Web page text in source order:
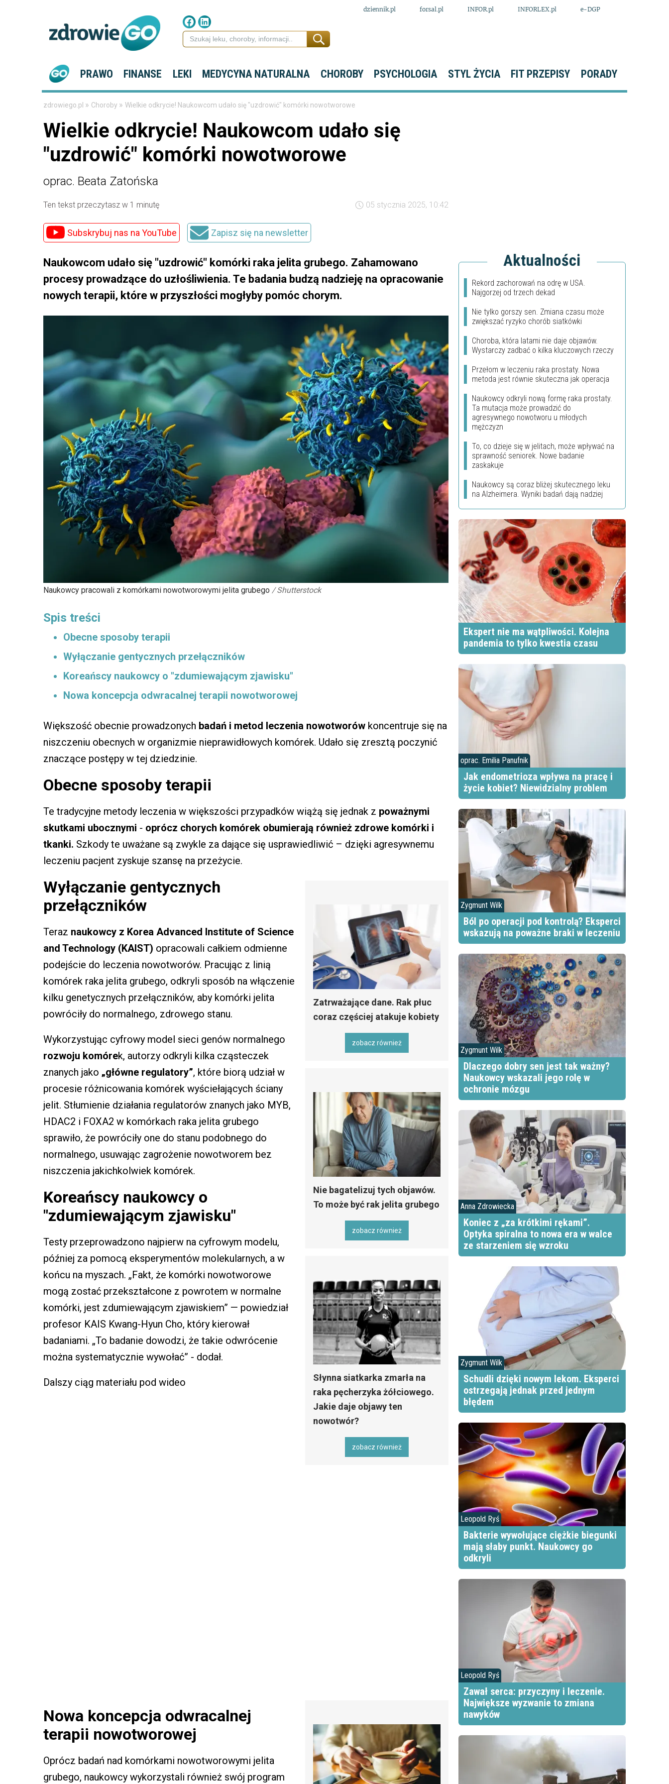
dziennik.pl forsal.pl INFOR.pl INFORLEX.pl e-DGP
PRAWO FINANSE LEKI MEDYCYNA NATURALNA CHOROBY PSYCHOLOGIA STYL ŻYCIA FIT PRZEPISY PORADY
zdrowiego.pl » Choroby » Wielkie odkrycie! Naukowcom udało się "uzdrowić" komórki nowotworowe
Wielkie odkrycie! Naukowcom udało się
"uzdrowić" komórki nowotworowe
oprac. Beata Zatońska
Ten tekst przeczytasz w 1 minutę 05 stycznia 2025, 10:42
Subskrybuj nas na YouTube Zapisz się na newsletter
Naukowcom udało się "uzdrowić" komórki raka jelita grubego. Zahamowano
procesy prowadzące do uzłośliwienia. Te badania budzą nadzieję na opracowanie
nowych terapii, które w przyszłości mogłyby pomóc chorym.
Naukowcy pracowali z komórkami nowotworowymi jelita grubego / Shutterstock
Spis treści
Obecne sposoby terapii
Wyłączanie gentycznych przełączników
Koreańscy naukowcy o "zdumiewającym zjawisku"
Nowa koncepcja odwracalnej terapii nowotworowej
Większość obecnie prowadzonych badań i metod leczenia nowotworów koncentruje się na
niszczeniu obecnych w organizmie nieprawidłowych komórek. Udało się zresztą poczynić
znaczące postępy w tej dziedzinie.
Obecne sposoby terapii
Te tradycyjne metody leczenia w większości przypadków wiążą się jednak z poważnymi
skutkami ubocznymi - oprócz chorych komórek obumierają również zdrowe komórki i
tkanki. Szkody te uważane są zwykle za dające się usprawiedliwić – dzięki agresywnemu
leczeniu pacjent zyskuje szansę na przeżycie.
Zatrważające dane. Rak płuc
coraz częściej atakuje kobiety
zobacz również
Wyłączanie gentycznych
przełączników
Teraz naukowcy z Korea Advanced Institute of Science
and Technology (KAIST) opracowali całkiem odmienne
podejście do leczenia nowotworów. Pracując z linią
komórek raka jelita grubego, odkryli sposób na włączenie
kilku genetycznych przełączników, aby komórki jelita
powróciły do normalnego, zdrowego stanu.
Nie bagatelizuj tych objawów.
To może być rak jelita grubego
zobacz również
Wykorzystując cyfrowy model sieci genów normalnego
rozwoju komórek, autorzy odkryli kilka cząsteczek
znanych jako „główne regulatory”, które biorą udział w
procesie różnicowania komórek wyściełających ściany
jelit. Stłumienie działania regulatorów znanych jako MYB,
HDAC2 i FOXA2 w komórkach raka jelita grubego
sprawiło, że powróciły one do stanu podobnego do
normalnego, usuwając zagrożenie nowotworem bez
niszczenia jakichkolwiek komórek.
Słynna siatkarka zmarła na
raka pęcherzyka żółciowego.
Jakie daje objawy ten
nowotwór?
zobacz również
Koreańscy naukowcy o
"zdumiewającym zjawisku"
Testy przeprowadzono najpierw na cyfrowym modelu,
później za pomocą eksperymentów molekularnych, a w
końcu na myszach. „Fakt, że komórki nowotworowe
mogą zostać przekształcone z powrotem w normalne
komórki, jest zdumiewającym zjawiskiem” — powiedział
profesor KAIS Kwang-Hyun Cho, który kierował
badaniami. „To badanie dowodzi, że takie odwrócenie
można systematycznie wywołać” - dodał.
Dalszy ciąg materiału pod wideo
Nowa koncepcja odwracalnej
terapii nowotworowej
Oprócz badań nad komórkami nowotworowymi jelita
grubego, naukowcy wykorzystali również swój program
Aktualności
Rekord zachorowań na odrę w USA.
Najgorzej od trzech dekad
Nie tylko gorszy sen. Zmiana czasu może
zwiększać ryzyko chorób siatkówki
Choroba, która latami nie daje objawów.
Wystarczy zadbać o kilka kluczowych rzeczy
Przełom w leczeniu raka prostaty. Nowa
metoda jest równie skuteczna jak operacja
Naukowcy odkryli nową formę raka prostaty.
Ta mutacja może prowadzić do
agresywnego nowotworu u młodych
mężczyzn
To, co dzieje się w jelitach, może wpływać na
sprawność seniorek. Nowe badanie
zaskakuje
Naukowcy są coraz bliżej skutecznego leku
na Alzheimera. Wyniki badań dają nadziej
Ekspert nie ma wątpliwości. Kolejna
pandemia to tylko kwestia czasu
oprac. Emilia Panufnik
Jak endometrioza wpływa na pracę i
życie kobiet? Niewidzialny problem
Zygmunt Wilk
Ból po operacji pod kontrolą? Eksperci
wskazują na poważne braki w leczeniu
Zygmunt Wilk
Dlaczego dobry sen jest tak ważny?
Naukowcy wskazali jego rolę w
ochronie mózgu
Anna Zdrowiecka
Koniec z „za krótkimi rękami”.
Optyka spiralna to nowa era w walce
ze starzeniem się wzroku
Zygmunt Wilk
Schudli dzięki nowym lekom. Eksperci
ostrzegają jednak przed jednym
błędem
Leopold Ryś
Bakterie wywołujące ciężkie biegunki
mają słaby punkt. Naukowcy go
odkryli
Leopold Ryś
Zawał serca: przyczyny i leczenie.
Największe wyzwanie to zmiana
nawyków